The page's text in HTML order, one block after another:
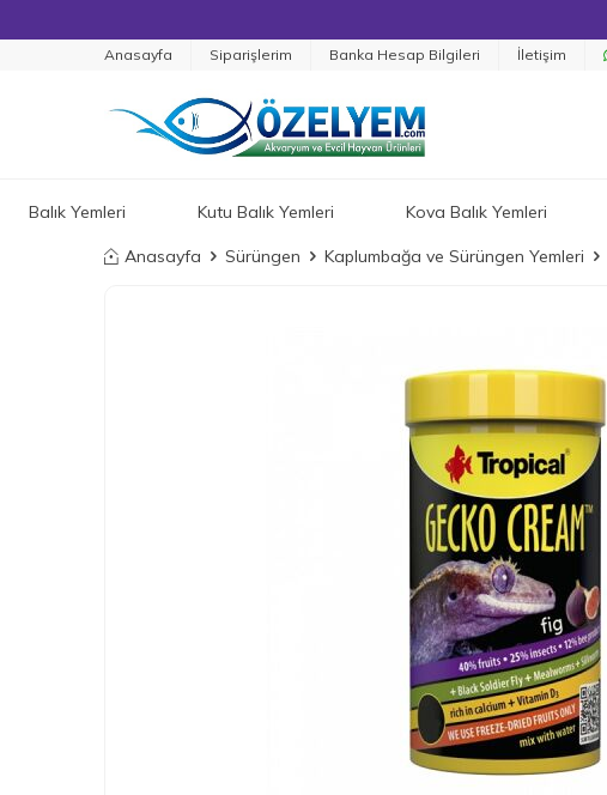
Anasayfa Siparişlerim Banka Hesap Bilgileri İletişim
Balık Yemleri Kutu Balık Yemleri Kova Balık Yemleri
Anasayfa Sürüngen Kaplumbağa ve Sürüngen Yemleri